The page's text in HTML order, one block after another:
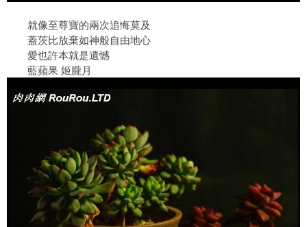
就像至尊寶的兩次追悔莫及
蓋茨比放棄如神般自由地心
愛也許本就是遺憾
藍蘋果 姬朧月